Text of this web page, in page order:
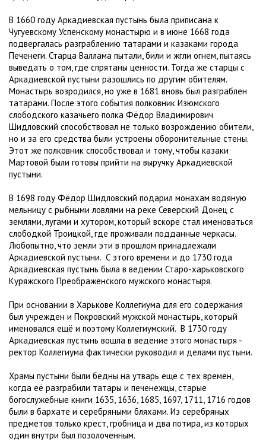
В 1660 году Аркадиевская пустынь была приписана к
Чугуевскому Успенскому монастырю и в июне 1668 года
подвергалась разграблению татарами и казаками города
Печенеги. Старца Валлама пытали, били и жгли огнем, пытаясь
выведать о том, где спрятаны ценности. Тогда же старцы с
Аркадиевской пустыни разошлись по другим обителям.
Монастырь возродился, но уже в 1681 вновь был разграблен
татарами. После этого события полковник Изюмского
слободского казачьего полка Фёдор Владимирович
Шидловский способствовал не только возрождению обители,
но и за его средства были устроены оборонительные стены.
Этот же полковник способствовал и тому, чтобы казаки
Мартовой были готовы прийти на выручку Аркадиевской
пустыни.
В 1698 году Фёдор Шидловский подарил монахам водяную
мельницу с рыбными ловлями на реке Северский Донец с
землями, лугами и хутором, который вскоре стал именоваться
слободкой Троицкой, где проживали подданные черкасы.
Любопытно, что земли эти в прошлом принадлежали
Аркадиевской пустыни. С этого времени и до 1730 года
Аркадиевская пустынь была в ведении Старо-харьковского
Куряжского Преображенского мужского монастыря.
При основании в Харькове Коллегиума для его содержания
был учрежден и Покровский мужской монастырь, который
именовался ещё и поэтому Коллегиумский. В 1730 году
Аркадиевская пустынь вошла в ведение этого монастыря -
ректор Коллегиума фактически руководил и делами пустыни.
Храмы пустыни были бедны на утварь еще с тех времен,
когда её разграбили татары и печенежцы, старые
богослужебные книги 1635, 1636, 1685, 1697, 1711, 1716 годов
были в бархате и серебряными бляхами. Из серебряных
предметов только крест, гробница и два потира, из которых
один внутри был позолоченным.